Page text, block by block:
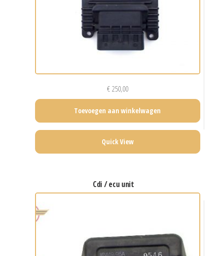
€250,00
Toevoegen aan winkelwagen
Quick View
cdi / ecu unit